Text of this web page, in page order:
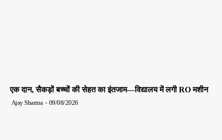
एक दान, सैकड़ों बच्चों की सेहत का इंतजाम—विद्यालय में लगी RO मशीन
Ajay Sharma - 09/08/2026